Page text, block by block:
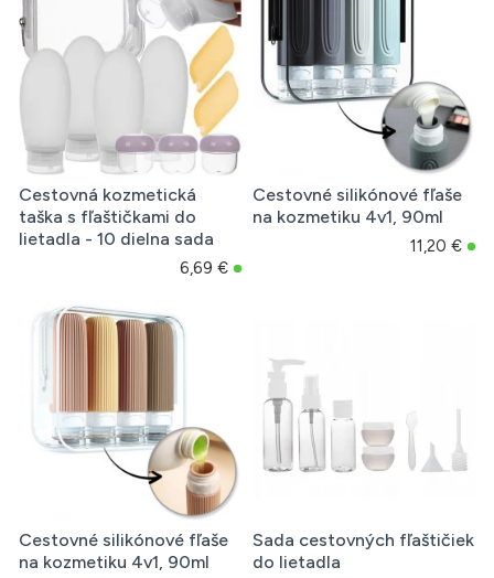
Cestovná kozmetická
taška s fľaštičkami do
lietadla - 10 dielna sada
6,69 €
Cestovné silikónové fľaše
na kozmetiku 4v1, 90ml
11,20 €
Cestovné silikónové fľaše
na kozmetiku 4v1, 90ml
Sada cestovných fľaštičiek
do lietadla